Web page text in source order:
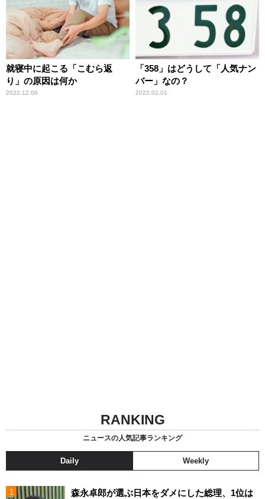
就寝中に起こる「こむら返
り」の原因は何か
2022.12.06
「358」はどうして「人気ナン
バー」なの？
2022.02.01
RANKING
ニュースの人気記事ランキング
Daily Weekly
森永卓郎が選ぶ日本をダメにした総理、1位は